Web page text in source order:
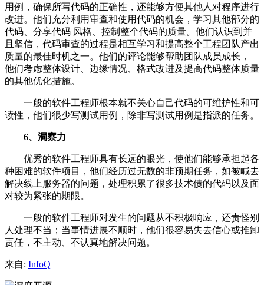
用例，确保所写代码的正确性，还能够方便其他人对程序进行
改进。他们充分利用审查和使用代码的机会，学习其他部分的
代码、分享代码 风格、控制整个代码的质量。他们认识到并
且坚信，代码审查的过程是相互学习和提高整个工程团队产出
质量的最佳时机之一。他们的评论能够帮助团队成员成长，
他们考虑整体设计、边缘情况、格式改进及提高代码整体质量
的其他优化措施。
一般的软件工程师根本就不关心自己代码的可维护性和可
读性，他们很少写测试用例，除非写测试用例是指派的任务。
6、洞察力
优秀的软件工程师具有长远的眼光，使他们能够承担起各
种困难的软件项目，他们经历过无数的非预期任务，如被喊去
解决线上服务器的问题，处理积累了很多技术债的代码以及面
对较为紧张的期限。
一般的软件工程师对发生的问题从不积极响应，还责怪别
人处理不当；当事情进展不顺时，他们很容易失去信心或推卸
责任，不主动、不认真地解决问题。
来自: InfoQ